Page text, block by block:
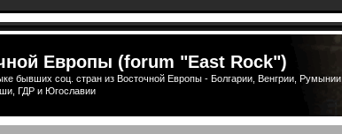
Европы (forum "East Rock")
бывших соц. стран из Восточной Европы - Болгарии, Венгрии, Румынии,
ГДР и Югославии